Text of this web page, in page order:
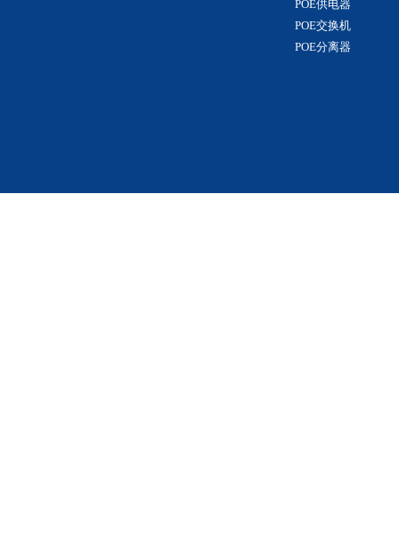
POE供电器
POE交换机
POE分离器